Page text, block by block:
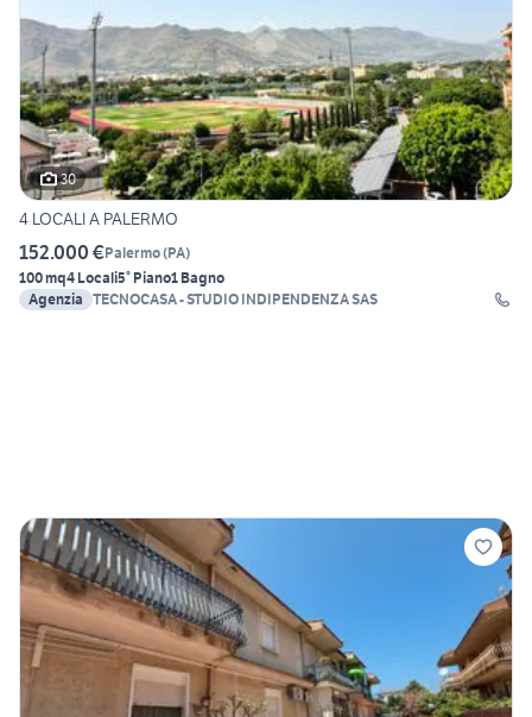
30
4 LOCALI A PALERMO
152.000 €Palermo(PA)
100 mq4 Locali5° Piano1 Bagno
Agenzia TECNOCASA - STUDIO INDIPENDENZA SAS